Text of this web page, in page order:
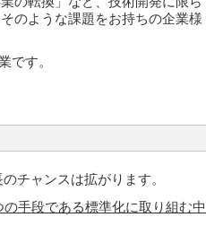
のような課題をお持ちの企業様
です。
チャンスは拡がります。
手段である標準化に取り組む中